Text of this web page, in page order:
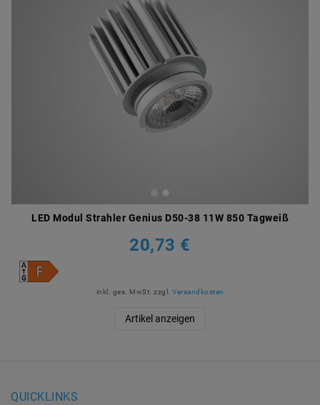
LED Modul Strahler Genius D50-38 11W 850 Tagweiß
20,73 €
inkl. ges. MwSt. zzgl. Versandkosten
Artikel anzeigen
QUICKLINKS